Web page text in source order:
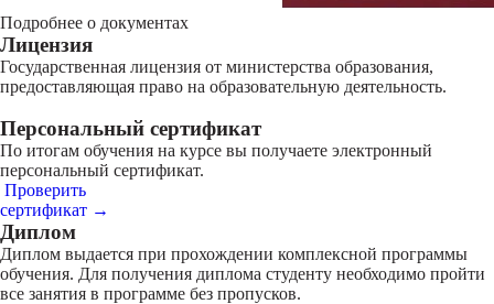
Подробнее о документах
Лицензия
Государственная лицензия от министерства образования,
предоставляющая право на образовательную деятельность.
Персональный сертификат
По итогам обучения на курсе вы получаете электронный
персональный сертификат.
Проверить
сертификат →
Диплом
Диплом выдается при прохождении комплексной программы
обучения. Для получения диплома студенту необходимо пройти
все занятия в программе без пропусков.